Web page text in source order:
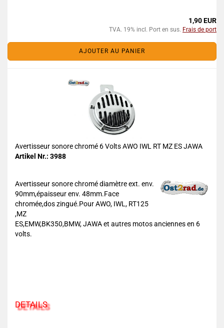
1,90 EUR
TVA. 19% incl. Port en sus. Frais de port
AJOUTER AU PANIER
Avertisseur sonore chromé 6 Volts AWO IWL RT MZ ES JAWA
Artikel Nr.: 3988
Avertisseur sonore chromé diamètre ext. env.
90mm,épaisseur env. 48mm.Face
chromée,dos zingué.Pour AWO, IWL, RT125
,MZ
ES,EMW,BK350,BMW, JAWA et autres motos anciennes en 6
volts.
DETAILS